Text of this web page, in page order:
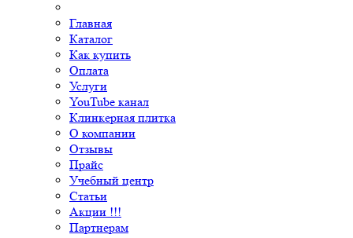
Главная
Каталог
Как купить
Оплата
Услуги
YouTube канал
Клинкерная плитка
О компании
Отзывы
Прайс
Учебный центр
Статьи
Акции !!!
Партнерам